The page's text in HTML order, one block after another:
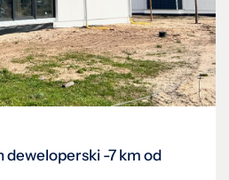
-7 km od